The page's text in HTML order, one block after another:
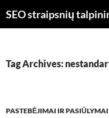
toSEO straipsnių
Tag Archives:
PASTEBĖJIMAI IR PASIŪLYMAI